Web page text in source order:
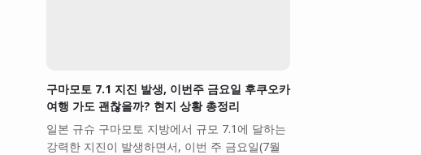
구마모토 7.1 지진 발생, 이번주 금요일 후쿠오카
여행 가도 괜찮을까? 현지 상황 총정리
일본 규슈 구마모토 지방에서 규모 7.1에 달하는
강력한 지진이 발생하면서, 이번 주 금요일(7월